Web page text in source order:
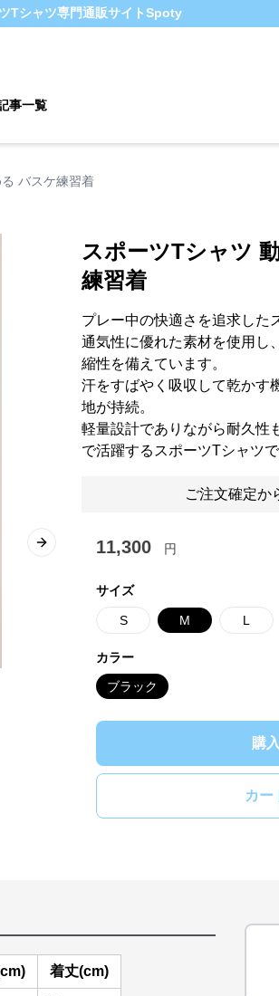
Tシャツ専門通販サイトSpoty
事一覧
バスケ練習着
Next slide
スポーツTシャツ
練習着
プレー中の快適さを追求した
通気性に優れた素材を使用し
縮性を備えています。
汗をすばやく吸収して乾かす
地が持続。
軽量設計でありながら耐久性
で活躍するスポーツTシャツで
ご注文確定か
11,300 円
サイズ
S M L
カラー
ブラック
購
カー
着丈(cm)